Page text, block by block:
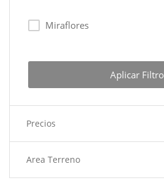
Miraflores
Aplicar Filtro
Precios
Area Terreno